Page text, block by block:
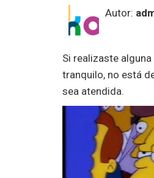
Autor:
Si realizaste
tranquilo, no está
sea atendida.